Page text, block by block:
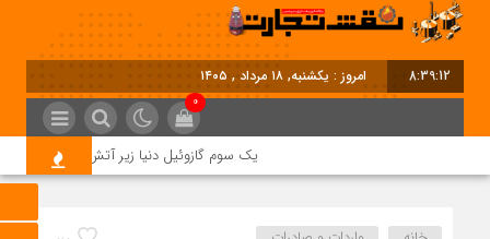
8:39:13 امروز : یکشنبه, ۱۸ مرداد , ۱۴۰۵
0
یک سوم گازوئیل دنیا زیر آتش جنگ؛ بحران